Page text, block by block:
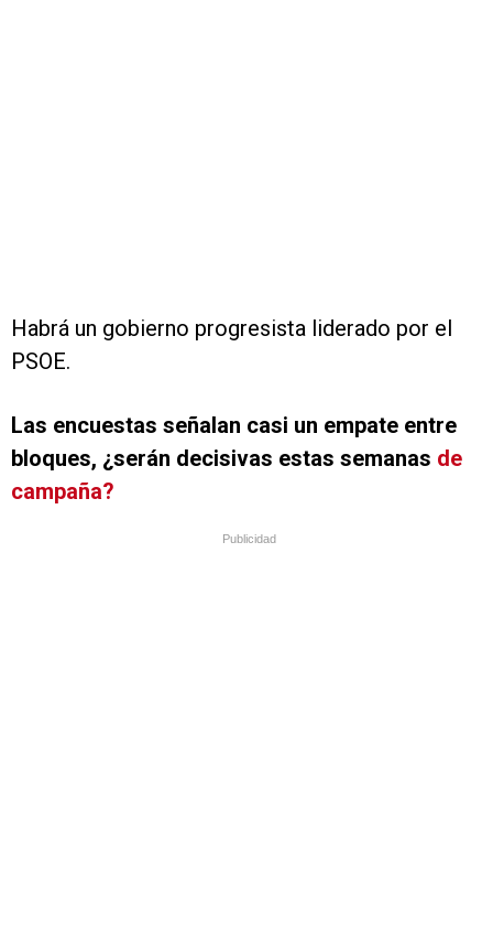
Habrá un gobierno progresista liderado por el
PSOE.
Las encuestas señalan casi un empate entre
bloques, ¿serán decisivas estas semanas de
campaña?
Publicidad